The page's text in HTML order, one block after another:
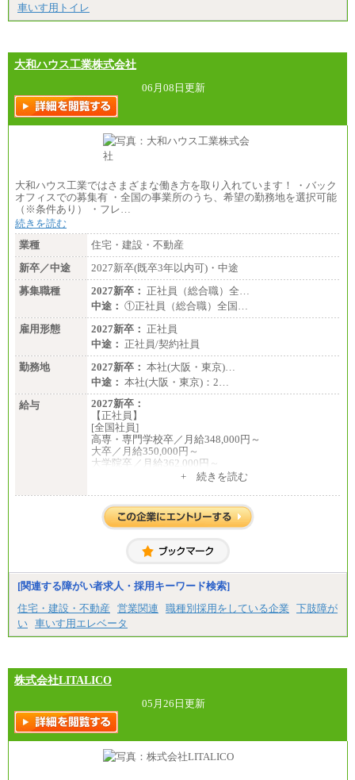
■（株）JTBグローバルマーケティング＆トラベル
訪日事業職 月給202,000～227,000円＋地域間調整
給
※詳細はJTBキャリアサイトよりご確認ください。
■(株)JTBビジネストランスフォーム
総合職 月給205,000～225,000円＋地域間調整給
エリア総合職 月給185,000円＋地域間調整給
■(株)JTBデータサービス ※2027年新卒募集終了
総合職 月給186,000～194,000円＋地域手当
■I&Jデジタルイノベーション(株)
総合職 月給224,500～242,600円＋地域手当
※詳細はJTBキャリアサイトよりご確認ください。
＜有期社員コース＞
■(株)JTBビジネストランスフォーム
有期契約職 月給185,000～195,000円
※詳細はJTBキャリアサイトよりご確認ください。
■(株)JTBパブリッシング ※2027年新卒募集終了
総合職 月給241,000円
中途：
①月給227,000円以上
②月給212,000円以上
③月給172,500円以上
④月給23万円～37万円
⑤月給20万円～25万円
⑥月給33万円～48万円
⑦月給271,000円以上
⑧～⑮月給200,000円〜月給400,000円
⑯月給185,000円以上
⑰月給237,000円以上
⑱月給212,000円以上
⑲東京：月給202,000 円以上 、京都：月給193,000 円
以上
㉑月給185,000 円以上
㉓月給224,500円以上
※全コース共通※ 能力・経験・勤務地などにより
※試用期間中も給与に変更はございません。
車いす用トイレ
大和ハウス工業株式会社
06月08日更新
大和ハウス工業ではさまざまな働き方を取り入れています！ ・バック
オフィスでの募集有 ・全国の事業所のうち、希望の勤務地を選択可能
（※条件あり） ・フレ…
続きを読む
業種
住宅・建設・不動産
新卒／中途
2027新卒(既卒3年以内可)・中途
募集職種
2027新卒： 正社員（総合職）全…
中途： ①正社員（総合職）全国…
雇用形態
2027新卒： 正社員
中途： 正社員/契約社員
勤務地
2027新卒： 本社(大阪・東京)…
中途： 本社(大阪・東京)：2…
給与
2027新卒：
【正社員】
[全国社員]
高専・専門学校卒／月給348,000円～
大卒／月給350,000円～
大学院卒／月給362,000円～
[地域社員]月給295,000円～
【正社員】
[全国社員]月給348,000円～
[地域社員]月給295,000円～
【契約社員】月給200,000円～
+ 続きを読む
[関連する障がい者求人・採用キーワード検索]
住宅・建設・不動産
営業関連 職種別採用をしている企業
下肢障が
い 車いす用エレベータ
株式会社LITALICO
05月26日更新